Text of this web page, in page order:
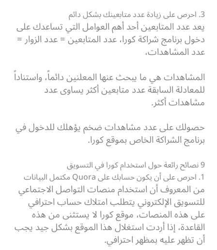
3. احرص على زيادة عدد متابعينك بشكل دائم
يعد عدد المتابعين أحد أهم العوامل التي تساعدك على
دخول برنامج شراكة كورا، عدد المتابعين = عدد الزوار =
عدد المشاهدات،
المشاهدات هي ما يبحث عنها المعلنين دائماً، واستناداً
للمعادلة السابقة عدد متابعين أكثر يساوى عدد
مشاهدات أكثر.
حصولك على عدد مشاهدات ضخم يؤهلك للدخول في
برنامج الشراكة الخاص بموقع كورا.
9 نصائح رائعة حول استخدام كورا في التسويق
1. احرص على أن يكون حسابك على Quora مكتمل البيانات
من المعروف أن استخدام منصات التواصل الاجتماعي
للتسويق الإلكتروني يتطلب امتلاك حساب احترافي
على هذه المنصات، موقع كورا لا يستثنى من هذه
القاعدة، إذا أردت استغلال هذا الموقع بشكل جيد يجب
أن تظهر عليه بمظهر احترافي.